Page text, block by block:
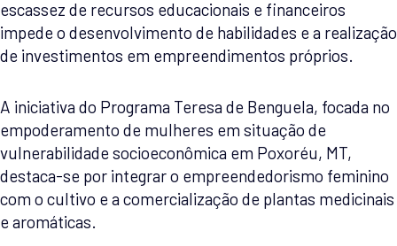
escassez de recursos educacionais e financeiros
impede o desenvolvimento de habilidades e a realização
de investimentos em empreendimentos próprios.
A iniciativa do Programa Teresa de Benguela, focada no
empoderamento de mulheres em situação de
vulnerabilidade socioeconômica em Poxoréu, MT,
destaca-se por integrar o empreendedorismo feminino
com o cultivo e a comercialização de plantas medicinais
e aromáticas.